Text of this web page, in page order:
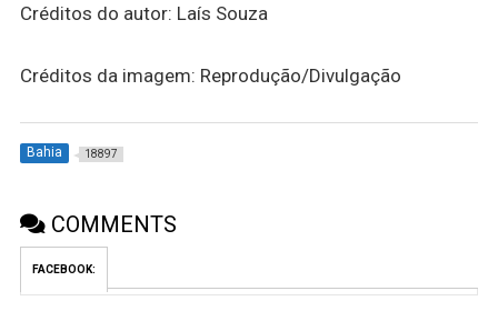
Créditos do autor: Laís Souza
Créditos da imagem: Reprodução/Divulgação
Bahia 18897
COMMENTS
FACEBOOK: